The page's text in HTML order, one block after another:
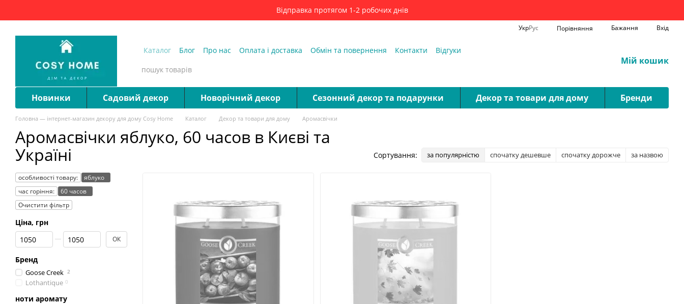
Відправка протягом 1-2 робочих днів
УкрРус Порівняння Бажання Вхід
Каталог Блог Про нас Оплата і доставка Обмін та повернення Контакти
Відгуки
Мій кошик
Новинки Садовий декор Новорічний декор Сезонний декор та подарунки Декор та товари для дому Бренди
Головна — інтернет-магазин декору для дому Cosy Home Каталог Декор та товари для дому Аромасвічки
Аромасвічки яблуко, 60 часов в Києві та
Україні
Сортування: за популярністю спочатку дешевше спочатку дорожче за назвою
особливості товару:
яблуко
час горіння:
60 часов
Очистити фільтр
Ціна, грн
Від Ціна, грн
До Ціна, грн ОК
Бренд
Goose Creek 2
Lothantique 0
ноти аромату